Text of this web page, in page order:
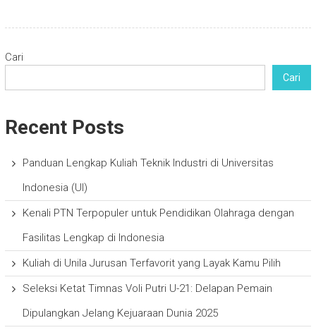
Cari
Cari
Recent Posts
Panduan Lengkap Kuliah Teknik Industri di Universitas
Indonesia (UI)
Kenali PTN Terpopuler untuk Pendidikan Olahraga dengan
Fasilitas Lengkap di Indonesia
Kuliah di Unila Jurusan Terfavorit yang Layak Kamu Pilih
Seleksi Ketat Timnas Voli Putri U-21: Delapan Pemain
Dipulangkan Jelang Kejuaraan Dunia 2025